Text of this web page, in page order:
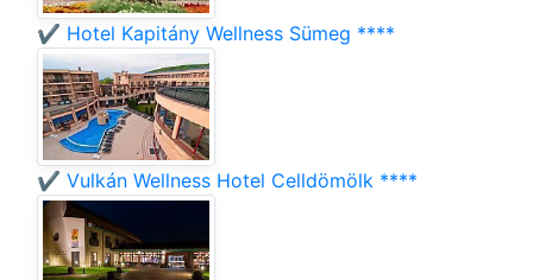
✔️ Hotel Kapitány Wellness Sümeg ****
✔️ Vulkán Wellness Hotel Celldömölk ****